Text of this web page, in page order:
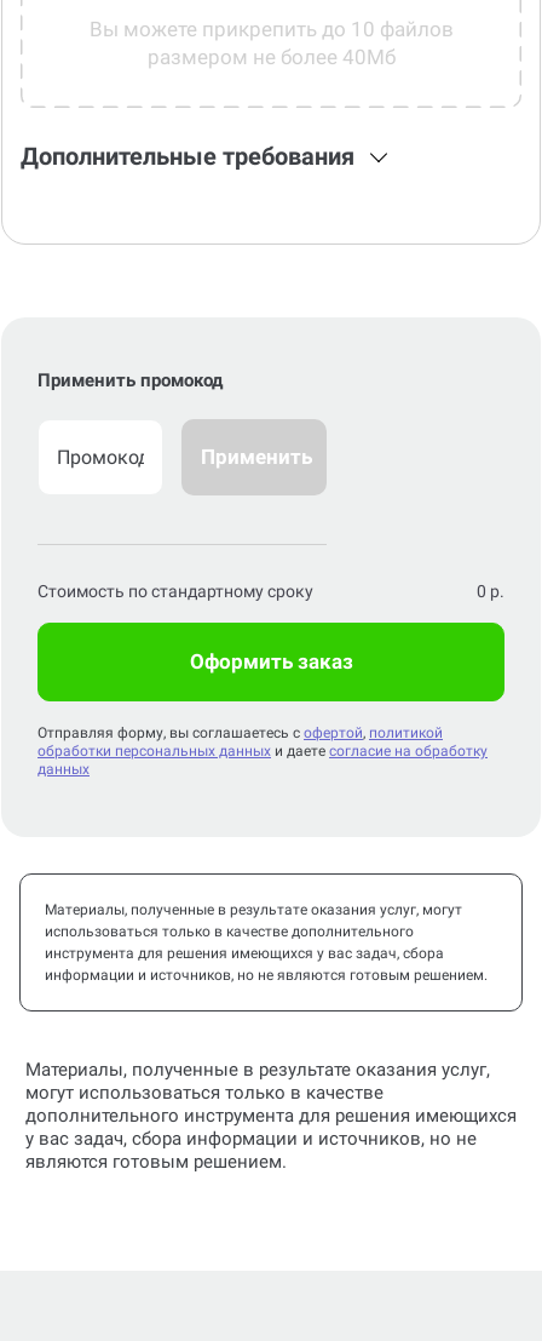
Вы можете прикрепить до 10 файлов
размером не более 40Мб
Дополнительные требования
Применить промокод
Применить
Стоимость по стандартному сроку 0 р.
Оформить заказ
Отправляя форму, вы соглашаетесь с офертой, политикой
обработки персональных данных и даете согласие на обработку
данных
Материалы, полученные в результате оказания услуг, могут
использоваться только в качестве дополнительного
инструмента для решения имеющихся у вас задач, сбора
информации и источников, но не являются готовым решением.
Материалы, полученные в результате оказания услуг,
могут использоваться только в качестве
дополнительного инструмента для решения имеющихся
у вас задач, сбора информации и источников, но не
являются готовым решением.